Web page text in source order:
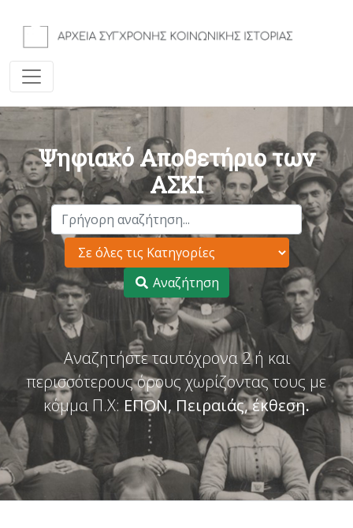
Ψηφιακό Αποθετήριο των
ΑΣΚΙ
Αναζήτηση
Αναζητήστε ταυτόχρονα 2 ή και
περισσότερους όρους χωρίζοντας τους με
κόμμα Π.Χ: ΕΠΟΝ, Πειραιάς, έκθεση.